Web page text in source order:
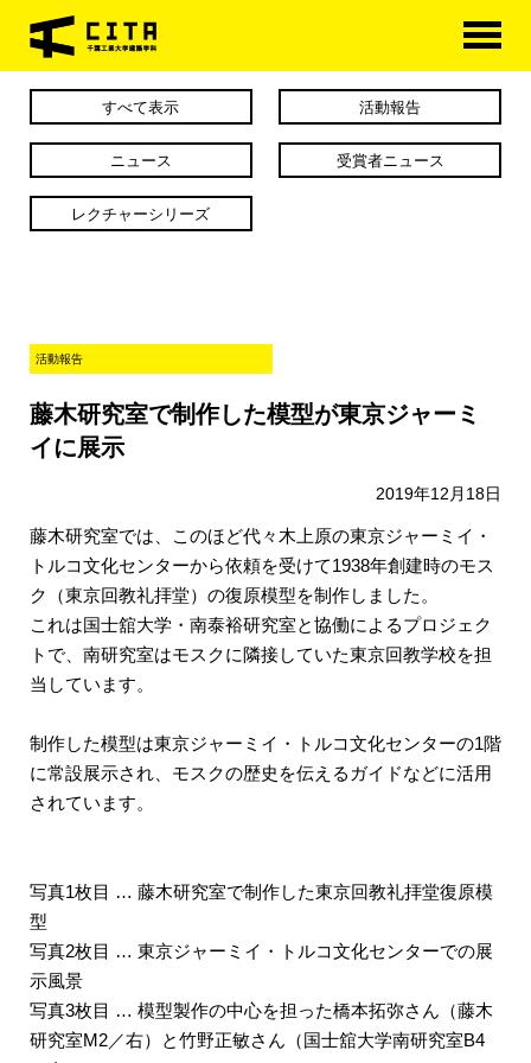
HOME
学科概要
研究室紹介
アクセス
すべて表示 活動報告
ニュース 受賞者ニュース
レクチャーシリーズ
活動報告
藤木研究室で制作した模型が東京ジャーミ
イに展示
2019年12月18日
藤木研究室では、このほど代々木上原の東京ジャーミイ・
トルコ文化センターから依頼を受けて1938年創建時のモス
ク（東京回教礼拝堂）の復原模型を制作しました。
これは国士舘大学・南泰裕研究室と協働によるプロジェク
トで、南研究室はモスクに隣接していた東京回教学校を担
当しています。
制作した模型は東京ジャーミイ・トルコ文化センターの1階
に常設展示され、モスクの歴史を伝えるガイドなどに活用
されています。
写真1枚目 … 藤木研究室で制作した東京回教礼拝堂復原模
型
写真2枚目 … 東京ジャーミイ・トルコ文化センターでの展
示風景
写真3枚目 … 模型製作の中心を担った橋本拓弥さん（藤木
研究室M2／右）と竹野正敏さん（国士舘大学南研究室B4